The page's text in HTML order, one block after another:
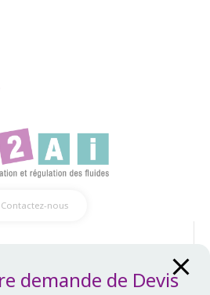
Contactez-nous
demande de Devis